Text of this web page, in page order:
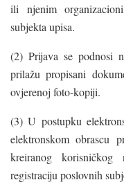
ili njenim
subjekta upisa.
(2) Prijava se podnosi
prilažu propisani
ovjerenoj foto-kopiji.
(3) U postupku
elektronskom obrascu
kreiranog
registraciju poslovnih